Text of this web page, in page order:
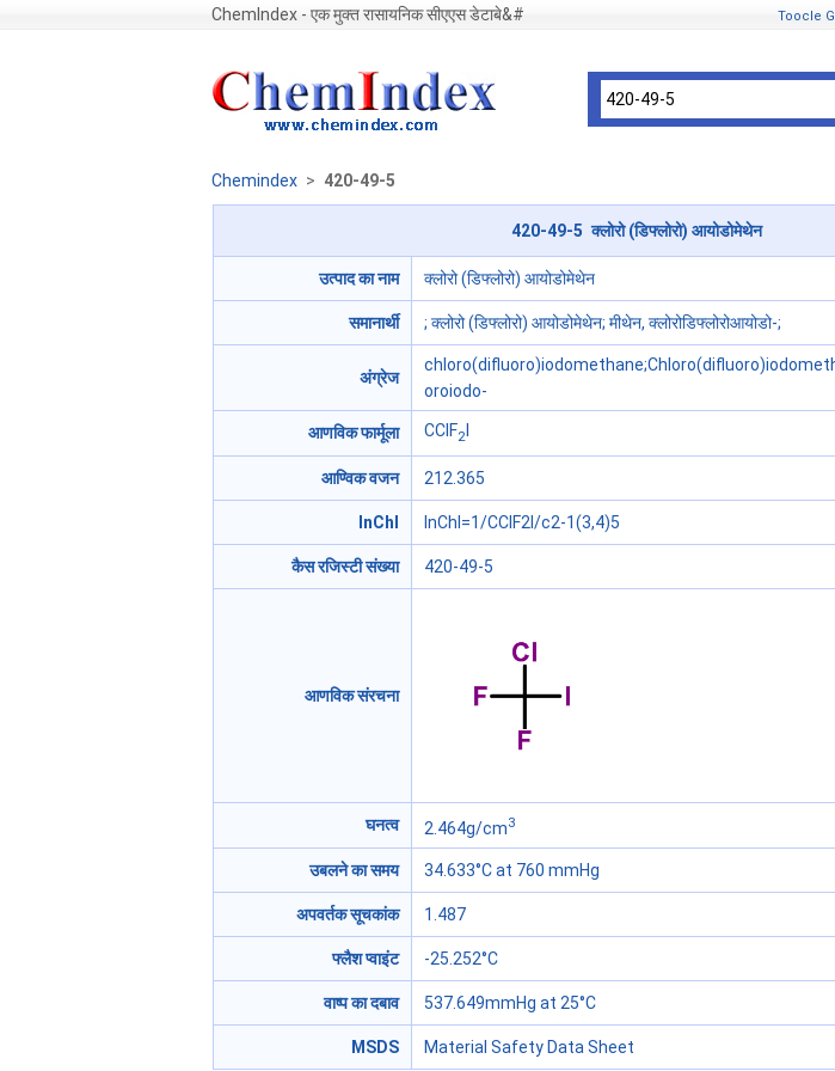
ChemIndex - एक मुक्त रासायनिक सीएएस डेटाबे&# Toocle
Chemindex > 420-49-5
420-49-5 क्लोरो (डिफ्लोरो) आयोडोमेथेन
उत्पाद का नाम क्लोरो (डिफ्लोरो) आयोडोमेथेन
समानार्थी ; क्लोरो (डिफ्लोरो) आयोडोमेथेन; मीथेन, क्लोरोडिफ्लोरोआयोडो-;
अंग्रेज
oroiodo-
आणविक फार्मूला CClF2
आण्विक वजन 212.365
InChI InChI=1/CClF2I/c2-1(3,4)5
कैस रजिस्टी संख्या 420-49-5
आणविक संरचना
घनत्व 2.464g/cm3
उबलने का समय 34.633°C at 760 mmHg
अपवर्तक सूचकांक 1.487
फ्लैश प्वाइंट -25.252°C
वाष्प का दबाव 537.649mmHg at 25°C
MSDS Material Safety Data Sheet